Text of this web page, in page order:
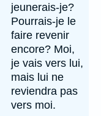
jeunerais-je?
Pourrais-je le
faire revenir
encore? Moi,
je vais vers lui,
mais lui ne
reviendra pas
vers moi.